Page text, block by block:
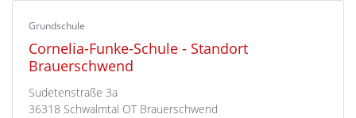
Grundschule
Cornelia-Funke-Schule - Standort
Brauerschwend
Sudetenstraße 3a
36318 Schwalmtal OT Brauerschwend